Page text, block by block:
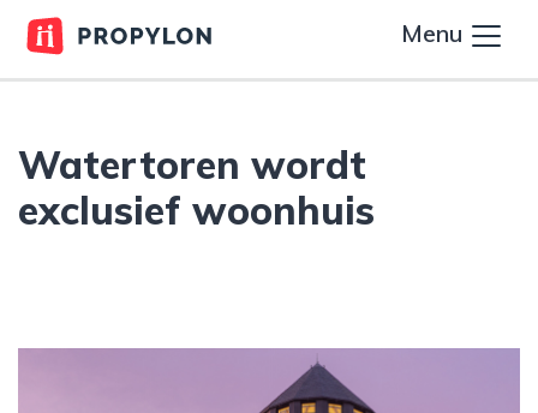
Menu
Watertoren wordt
exclusief woonhuis